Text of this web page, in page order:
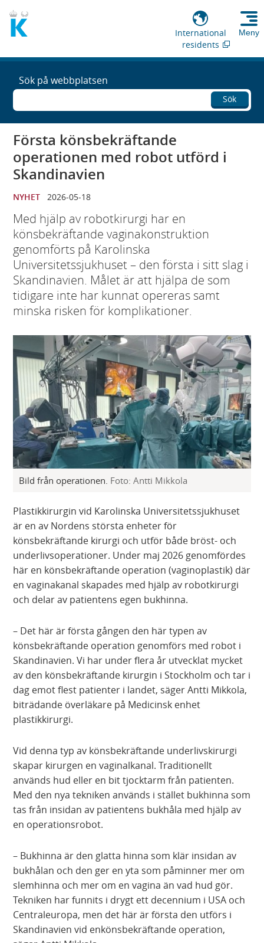
International
residents
Meny
Sök på webbplatsen
Sök
Första könsbekräftande
operationen med robot utförd i
Skandinavien
NYHET 2026-05-18
Med hjälp av robotkirurgi har en
könsbekräftande vaginakonstruktion
genomförts på Karolinska
Universitetssjukhuset – den första i sitt slag i
Skandinavien. Målet är att hjälpa de som
tidigare inte har kunnat opereras samt
minska risken för komplikationer.
Bild från operationen. Foto: Antti Mikkola
Plastikkirurgin vid Karolinska Universitetssjukhuset
är en av Nordens största enheter för
könsbekräftande kirurgi och utför både bröst- och
underlivsoperationer. Under maj 2026 genomfördes
här en könsbekräftande operation (vaginoplastik) där
en vaginakanal skapades med hjälp av robotkirurgi
och delar av patientens egen bukhinna.
– Det här är första gången den här typen av
könsbekräftande operation genomförs med robot i
Skandinavien. Vi har under flera år utvecklat mycket
av den könsbekräftande kirurgin i Stockholm och tar i
dag emot flest patienter i landet, säger Antti Mikkola,
biträdande överläkare på Medicinsk enhet
plastikkirurgi.
Vid denna typ av könsbekräftande underlivskirurgi
skapar kirurgen en vaginalkanal. Traditionellt
används hud eller en bit tjocktarm från patienten.
Med den nya tekniken används i stället bukhinna som
tas från insidan av patientens bukhåla med hjälp av
en operationsrobot.
– Bukhinna är den glatta hinna som klär insidan av
bukhålan och den ger en yta som påminner mer om
slemhinna och mer om en vagina än vad hud gör.
Tekniken har funnits i drygt ett decennium i USA och
Centraleuropa, men det här är första den utförs i
Skandinavien vid enkönsbekräftande operation,